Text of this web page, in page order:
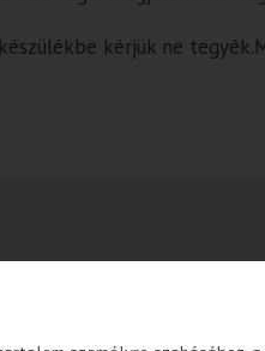
kérjük ne